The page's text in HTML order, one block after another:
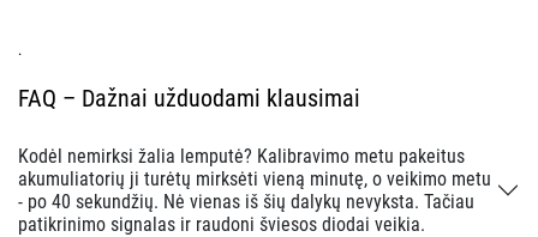
.
FAQ – Dažnai užduodami klausimai
Kodėl nemirksi žalia lemputė? Kalibravimo metu pakeitus
akumuliatorių ji turėtų mirksėti vieną minutę, o veikimo metu
- po 40 sekundžių. Nė vienas iš šių dalykų nevyksta. Tačiau
patikrinimo signalas ir raudoni šviesos diodai veikia.